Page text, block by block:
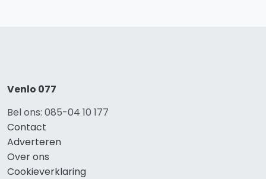
Venlo 077
Bel ons: 085-04 10 177
Contact
Adverteren
Over ons
Cookieverklaring